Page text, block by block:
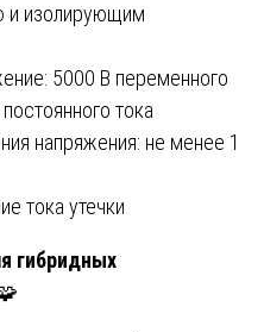
и изолирующим
5000 В переменного
тока
напряжения: не менее 1
тока утечки
гибридных